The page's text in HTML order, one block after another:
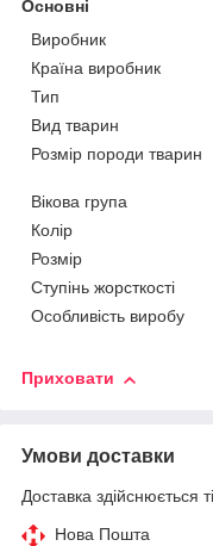
Основні
Виробник
Країна виробник
Тип
Вид тварин
Розмір породи тварин
Вікова група
Колір
Розмір
Ступінь жорсткості
Особливість виробу
Приховати
Умови доставки
Доставка здійснюється
Нова Пошта